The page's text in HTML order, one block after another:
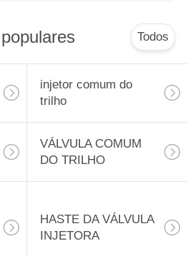
Todos
injetor comum do
trilho
VÁLVULA COMUM
DO TRILHO
HASTE DA VÁLVULA
INJETORA